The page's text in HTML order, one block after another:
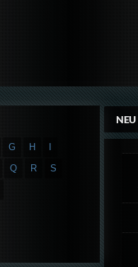
NEU
G H
Q R
S